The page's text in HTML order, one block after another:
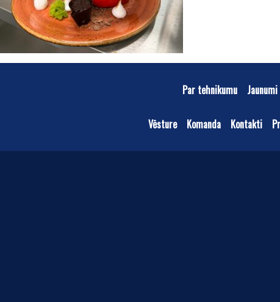
Par tehnikumu Jaunumi
Vēsture Komanda Kontakti